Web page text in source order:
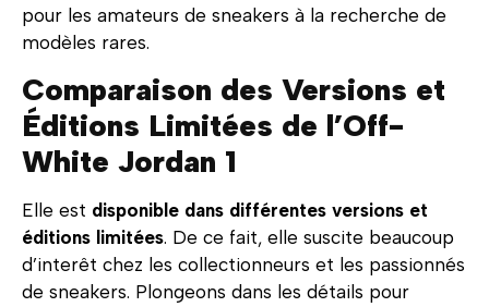
pour les amateurs de sneakers à la recherche de
modèles rares.
Comparaison des Versions et
Éditions Limitées de l’Off-
White Jordan 1
Elle est disponible dans différentes versions et
éditions limitées. De ce fait, elle suscite beaucoup
d’interêt chez les collectionneurs et les passionnés
de sneakers. Plongeons dans les détails pour